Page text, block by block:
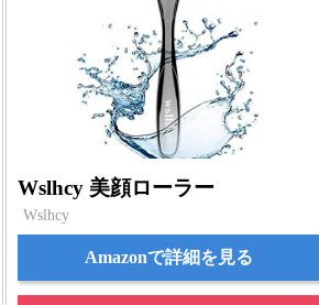
Wslhcy 美顔ローラー
Wslhcy
Amazonで詳細を見る